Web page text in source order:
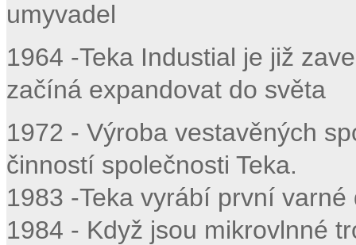
umyvadel
1964 -Teka Industial je již
začíná expandovat do světa
1972 - Výroba vestavěných
činností společnosti Teka.
1983 -Teka vyrábí první
1984 - Když jsou mikrovlnné